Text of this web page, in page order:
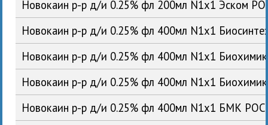
Новокаин р-р д/и 0.25% фл 200мл N1x1 Эском
Новокаин р-р д/и 0.25% фл 400мл N1x1
Новокаин р-р д/и 0.25% фл 400мл N1x1
Новокаин р-р д/и 0.25% фл 400мл N1x1
Новокаин р-р д/и 0.25% фл 400мл N1x1 БМК РОС